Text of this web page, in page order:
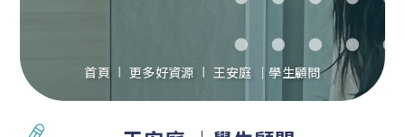
首頁 更多好資源 王安庭 ｜學生顧問